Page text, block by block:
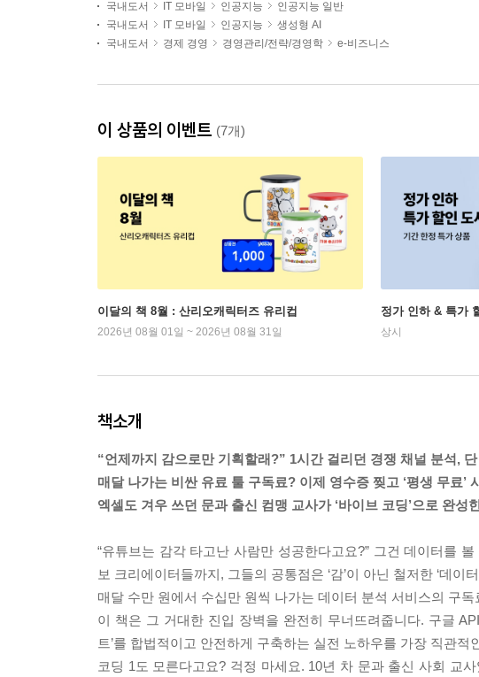
국내도서 IT 모바일 인공지능
인공지능 일반
국내도서
IT 모바일 인공지능
생성형 AI
국내도서
경제 경영 경영관리/전략/경영학 e-비즈니스
이 상품의 이벤트 (7개)
이달의 책 8월 : 산리오캐릭터즈 유리컵
2026년 08월 01일 ~ 2026년 08월 31일
정가 인하 & 특가
상시
책소개
“언제까지 감으로만 기획할래?” 1시간 걸리던 경쟁 채널 분석,
매달 나가는 비싼 유료 툴 구독료? 이제 영수증 찢고 ‘평생 무료’
엑셀도 겨우 쓰던 문과 출신 컴맹 교사가 ‘바이브 코딩’으로 완성
“유튜브는 감각 타고난 사람만 성공한다고요?” 그건 데이터를
보 크리에이터들까지, 그들의 공통점은 ‘감’이 아닌 철저한 ‘데
매달 수만 원에서 수십만 원씩 나가는 데이터 분석 서비스의 구
이 책은 그 거대한 진입 장벽을 완전히 무너뜨려줍니다. 구글
트’를 합법적이고 안전하게 구축하는 실전 노하우를 가장 직관적
코딩 1도 모른다고요? 걱정 마세요. 10년 차 문과 출신 사회 교